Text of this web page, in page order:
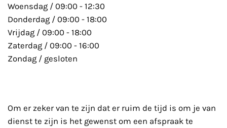
Woensdag / 09:00 - 12:30
Donderdag / 09:00 - 18:00
Vrijdag / 09:00 - 18:00
Zaterdag / 09:00 - 16:00
Zondag / gesloten
Om er zeker van te zijn dat er ruim de tijd is om je van
dienst te zijn is het gewenst om een afspraak te